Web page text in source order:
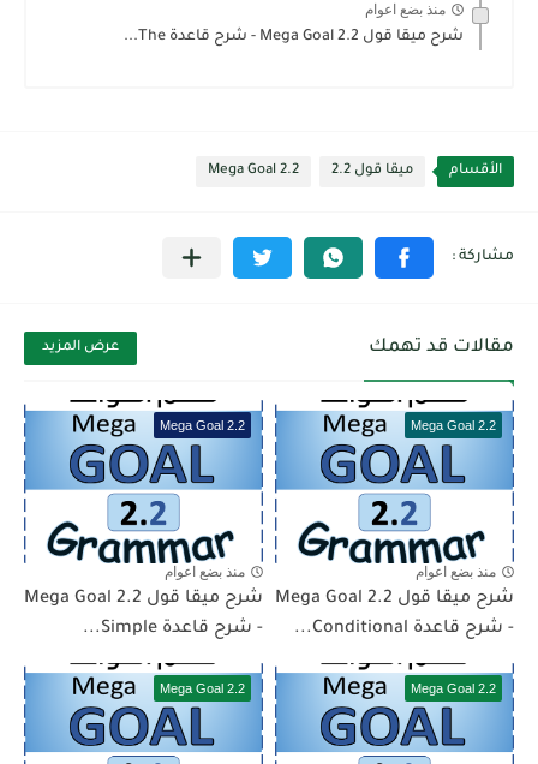
منذ بضع اعوام
شرح ميقا قول 2.2 Mega Goal - شرح قاعدة The...
الأقسام ميقا قول 2.2 Mega Goal 2.2
مقالات قد تهمك عرض المزيد
Mega Goal 2.2
منذ بضع اعوام
شرح ميقا قول 2.2 Mega Goal
- شرح قاعدة Conditional...
Mega Goal 2.2
منذ بضع اعوام
شرح ميقا قول 2.2 Mega Goal
- شرح قاعدة Simple...
Mega Goal 2.2
Mega Goal 2.2